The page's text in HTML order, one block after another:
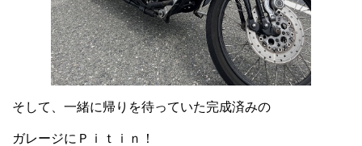
そして、一緒に帰りを待っていた完成済みの
ガレージにＰｉｔｉｎ！